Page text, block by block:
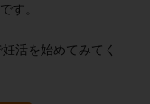
す。
活を始めてみてく